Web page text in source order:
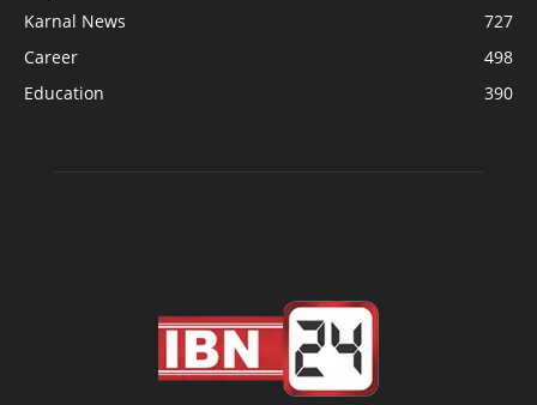
Karnal News
727
Career
498
Education
390